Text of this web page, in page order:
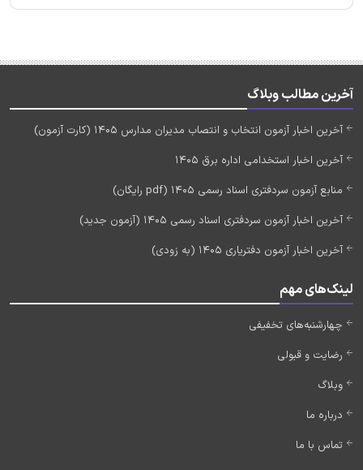
آخرین مطالب وبلاگ
آخرین اخبار آزمون انتخاب و انتصاب مدیران مدارس 1405 (کارت آزمون)
آخرین اخبار استخدامی اداره برق 1405
منابع آزمون سردفتری اسناد رسمی 1405 (pdf رایگان)
آخرین اخبار آزمون سردفتری اسناد رسمی 1405 (آزمون جدید)
آخرین اخبار آزمون دفتریاری 1405 (به زودی)
لینک‌های مهم
چهارشنبه‌های تخفیفی
رضایت و قبولی
وبلاگ
درباره ما
تماس با ما